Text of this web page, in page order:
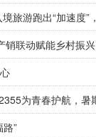
销联动赋能乡村振兴
路”